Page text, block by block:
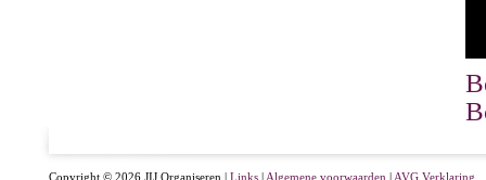
Copyright © 2026 JIJ Organiseren | Links | Algemene voorwaarden | AVG Verklaring